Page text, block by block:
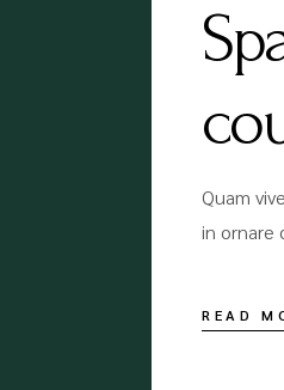
Quam
in ornare
READ